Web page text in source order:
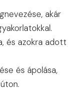
akár
és azokra adott
és ápolása,